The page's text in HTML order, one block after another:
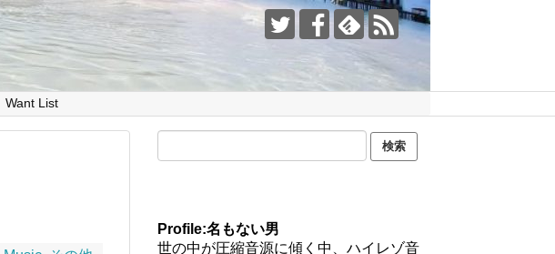
Want List
Profile:名もない男
世の中が圧縮音源に傾く中、ハイレゾ音